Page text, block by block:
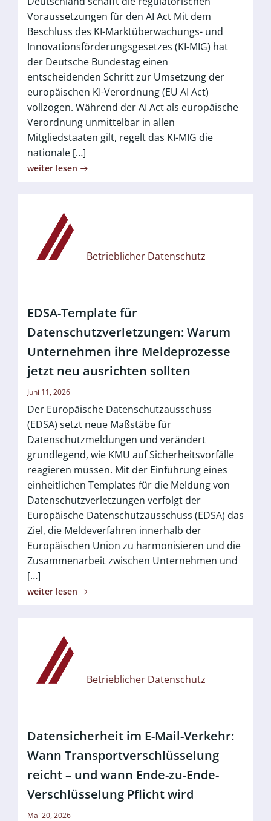
Voraussetzungen für den AI Act Mit dem
Beschluss des KI-Marktüberwachungs- und
Innovationsförderungsgesetzes (KI-MIG) hat
der Deutsche Bundestag einen
entscheidenden Schritt zur Umsetzung der
europäischen KI-Verordnung (EU AI Act)
vollzogen. Während der AI Act als europäische
Verordnung unmittelbar in allen
Mitgliedstaaten gilt, regelt das KI-MIG die
nationale […]
weiter lesen
Betrieblicher Datenschutz
EDSA-Template für
Datenschutzverletzungen: Warum
Unternehmen ihre Meldeprozesse
jetzt neu ausrichten sollten
Juni 11, 2026
Der Europäische Datenschutzausschuss
(EDSA) setzt neue Maßstäbe für
Datenschutzmeldungen und verändert
grundlegend, wie KMU auf Sicherheitsvorfälle
reagieren müssen. Mit der Einführung eines
einheitlichen Templates für die Meldung von
Datenschutzverletzungen verfolgt der
Europäische Datenschutzausschuss (EDSA) das
Ziel, die Meldeverfahren innerhalb der
Europäischen Union zu harmonisieren und die
Zusammenarbeit zwischen Unternehmen und
[…]
weiter lesen
Betrieblicher Datenschutz
Datensicherheit im E-Mail-Verkehr:
Wann Transportverschlüsselung
reicht – und wann Ende-zu-Ende-
Verschlüsselung Pflicht wird
Mai 20, 2026